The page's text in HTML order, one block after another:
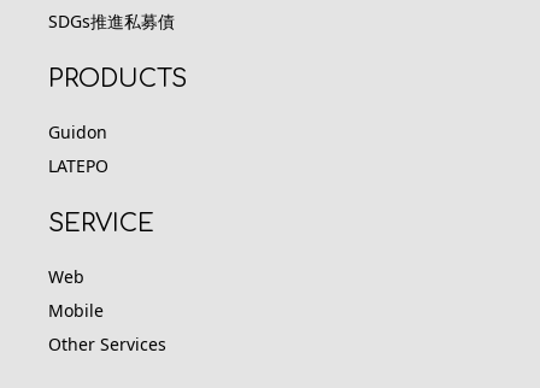
SDGs推進私募債
PRODUCTS
Guidon
LATEPO
SERVICE
Web
Mobile
Other Services